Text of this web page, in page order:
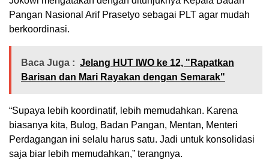
Pangan Nasional Arif Prasetyo sebagai PLT agar mudah
berkoordinasi.
Baca Juga : Jelang HUT IWO ke 12, "Rapatkan
Barisan dan Mari Rayakan dengan Semarak"
“Supaya lebih koordinatif, lebih memudahkan. Karena
biasanya kita, Bulog, Badan Pangan, Mentan, Menteri
Perdagangan ini selalu harus satu. Jadi untuk konsolidasi
saja biar lebih memudahkan,” terangnya.